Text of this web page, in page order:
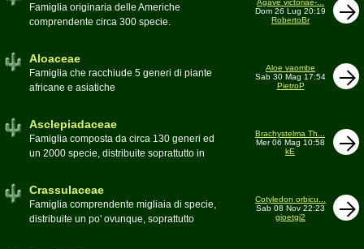
Toumeya, Uebelmannia, Yavia. Sottotribù:
Hylocereinae (Aporocactus, Epiphyllum,
Famiglia originaria delle Americhe
comprendente circa 300 specie.
generi:Agave, Beschorneria, Furcraea,
Hesperaloë, Littaea, Manfreda, Polianthes,
Agave victoriae-...
Dom 26 Lug 20:19
RobertoBr
Aloaceae
Famiglia che racchiude 5 generi di piante
africane e asiatiche
Aloe vaombe
Sab 30 Mag 17:54
PietroP
Asclepiadaceae
Famiglia composta da circa 130 generi ed
un 2000 specie, distribuite soprattutto in
Brachystelma Th...
Mer 06 Mag 10:58
kE
Crassulaceae
Famiglia comprendente migliaia di specie,
distribuite un po' ovunque, soprattutto
Cotyledon orbicu...
Sab 08 Nov 22:23
gioetgi2